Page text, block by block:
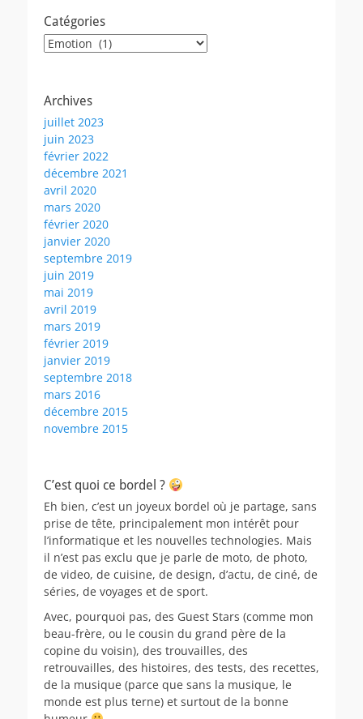
Catégories
Catégories
Archives
juillet 2023
juin 2023
février 2022
décembre 2021
avril 2020
mars 2020
février 2020
janvier 2020
septembre 2019
juin 2019
mai 2019
avril 2019
mars 2019
février 2019
janvier 2019
septembre 2018
mars 2016
décembre 2015
novembre 2015
C’est quoi ce bordel ?
Eh bien, c’est un joyeux bordel où je partage, sans
prise de tête, principalement mon intérêt pour
l’informatique et les nouvelles technologies. Mais
il n’est pas exclu que je parle de moto, de photo,
de video, de cuisine, de design, d’actu, de ciné, de
séries, de voyages et de sport.
Avec, pourquoi pas, des Guest Stars (comme mon
beau-frère, ou le cousin du grand père de la
copine du voisin), des trouvailles, des
retrouvailles, des histoires, des tests, des recettes,
de la musique (parce que sans la musique, le
monde est plus terne) et surtout de la bonne